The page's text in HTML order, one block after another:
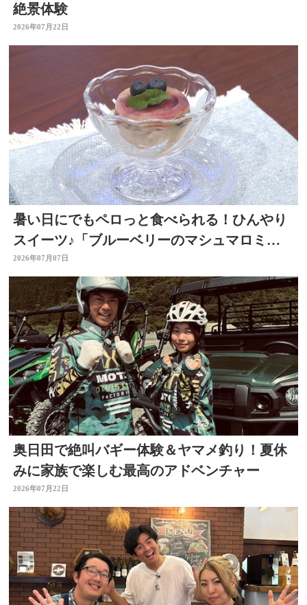
絶景体験
2026年07月22日
暑い日にでもペロっと食べられる！ひんやり
スイーツ♪「ブルーベリーのマシュマロミル
クアイス」 ～開店！キッチン別府ちゃん～
2026年07月07日
奥日田で絶叫バギー体験＆ヤマメ釣り！夏休
みに家族で楽しむ最高のアドベンチャー
2026年07月22日